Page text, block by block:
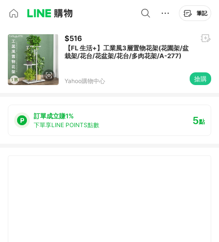
筆記
$516
【FL 生活+】工業風3層置物花架(花園架/盆
栽架/花台/花盆架/花台/多肉花架/A-277)
Yahoo購物中心 搶購
訂單成立賺1%
下單享LINE POINTS點數 5點